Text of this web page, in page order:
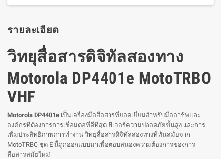
รายละเอียด
วิทยุสื่อสารดิจิทัลสองทาง
Motorola DP4401e MotoTRBO
VHF
Motorola DP4401e เป็นเครื่องมือสื่อสารที่ยอดเยี่ยมสำหรับมืออาชีพและ
องค์กรที่ต้องการการเชื่อมต่อที่ดีที่สุด ฟีเจอร์ความปลอดภัยขั้นสูง และการ
เพิ่มประสิทธิภาพการทำงาน วิทยุสื่อสารดิจิทัลสองทางที่ทันสมัยจาก
MotoTRBO ชุด E นี้ถูกออกแบบมาเพื่อตอบสนองความต้องการของการ
สื่อสารสมัยใหม่